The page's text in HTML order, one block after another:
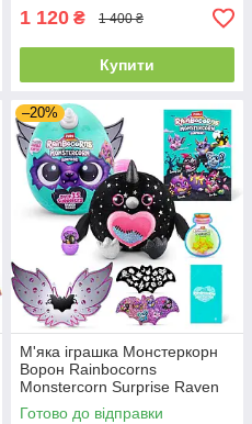
1 120 ₴ 1 400 ₴
Купити
–20%
М'яка іграшка Монстеркорн
Ворон Rainbocorns
Monstercorn Surprise Raven
9297H
Готово до відправки